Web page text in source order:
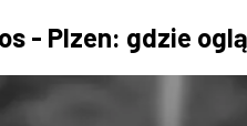
- Plzen: gdzie